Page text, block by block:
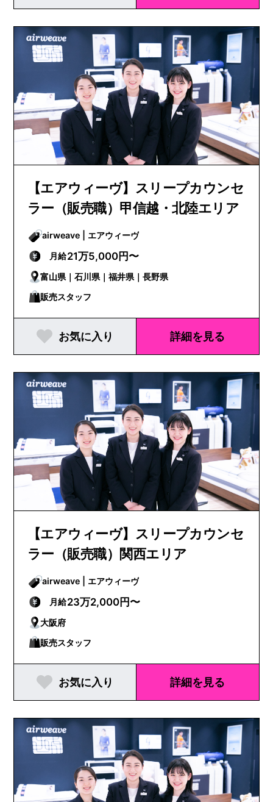
【エアウィーヴ】スリープカウンセ
ラー（販売職）甲信越・北陸エリア
airweave | エアウィーヴ
月給21万5,000円〜
富山県｜石川県｜福井県｜長野県
販売スタッフ
お気に入り 詳細を見る
【エアウィーヴ】スリープカウンセ
ラー（販売職）関西エリア
airweave | エアウィーヴ
月給23万2,000円〜
大阪府
販売スタッフ
お気に入り 詳細を見る